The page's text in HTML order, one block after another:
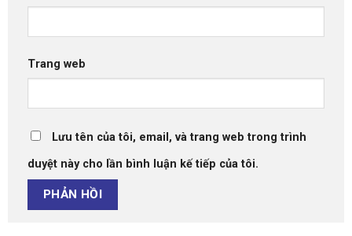
Trang web
Lưu tên của tôi, email, và trang web trong trình
duyệt này cho lần bình luận kế tiếp của tôi.